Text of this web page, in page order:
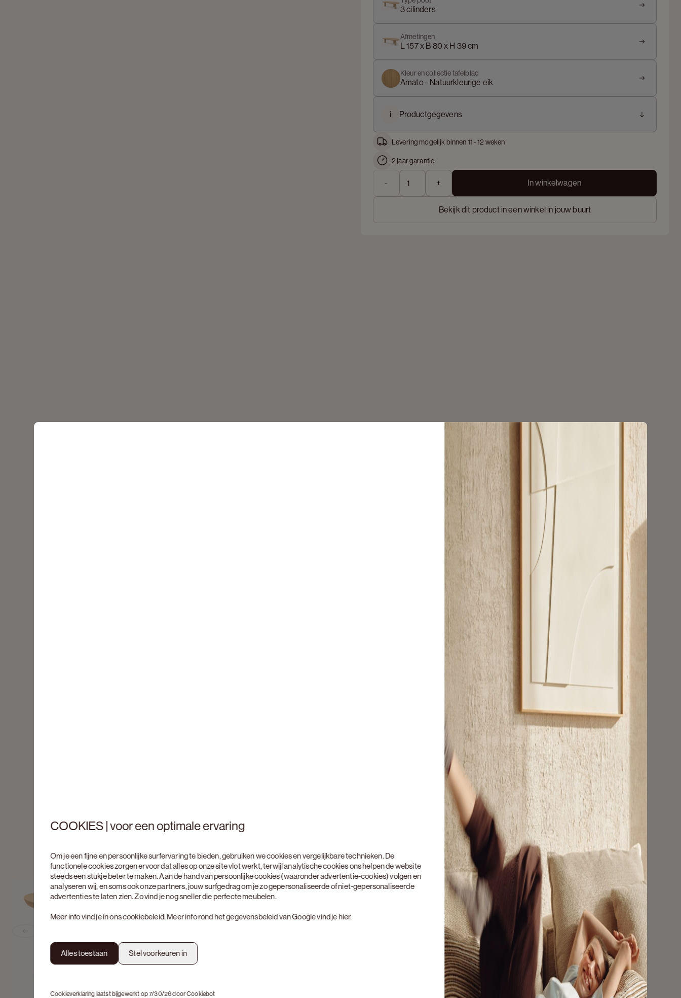
COOKIES | voor een optimale ervaring
Om je een fijne en persoonlijke surfervaring te bieden, gebruiken we cookies en vergelijkbare technieken. De
functionele cookies zorgen ervoor dat alles op onze site vlot werkt, terwijl analytische cookies ons helpen de website
steeds een stukje beter te maken. Aan de hand van persoonlijke cookies (waaronder advertentie-cookies) volgen en
analyseren wij, en soms ook onze partners, jouw surfgedrag om je zo gepersonaliseerde of niet-gepersonaliseerde
advertenties te laten zien. Zo vind je nog sneller die perfecte meubelen.
Meer info vind je in onscookiebeleid. Meer info rond het gegevensbeleid van Google vind jehier.
Alles toestaan Stel voorkeuren in
Cookieverklaring laatst bijgewerkt op 7/30/26 doorCookiebot
3 cilinders
Afmetingen
L 157 x B 80 x H 39 cm
Kleur en collectie tafelblad
Amato - Natuurkleurige eik
i Productgegevens
Levering mogelijk binnen 11 - 12 weken
2 jaar garantie
- + In winkelwagen
Bekijk dit product in een winkel in jouw buurt